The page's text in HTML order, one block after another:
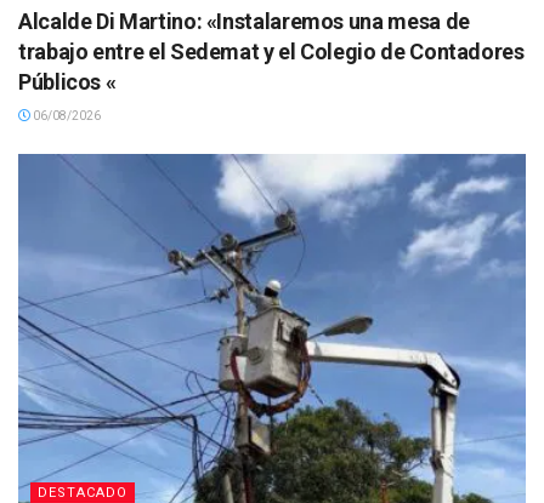
Alcalde Di Martino: «Instalaremos una mesa de
trabajo entre el Sedemat y el Colegio de Contadores
Públicos «
06/08/2026
DESTACADO